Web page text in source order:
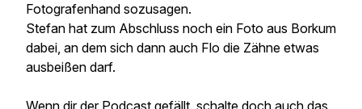
Fotografenhand sozusagen.
Stefan hat zum Abschluss noch ein Foto aus Borkum
dabei, an dem sich dann auch Flo die Zähne etwas
ausbeißen darf.
Wenn dir der Podcast gefällt, schalte doch auch das